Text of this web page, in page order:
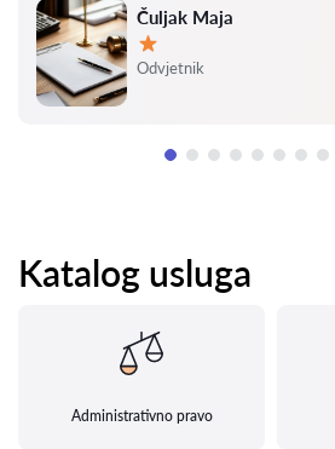
Čuljak Maja
Ocjena:
Odvjetnik
Katalog usluga
Administrativno pravo